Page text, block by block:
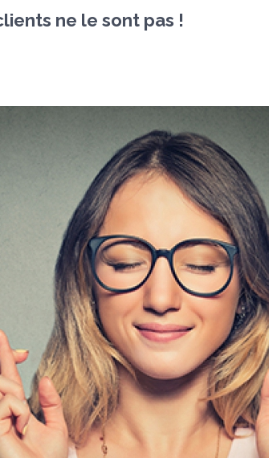
ne le sont pas !